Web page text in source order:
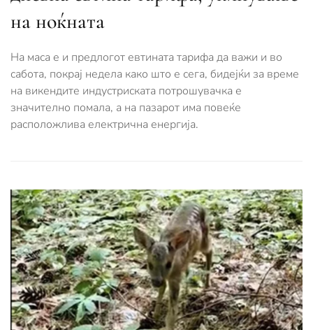
на ноќната
На маса е и предлогот евтината тарифа да важи и во
сабота, покрај недела како што е сега, бидејќи за време
на викендите индустриската потрошувачка е
значително помала, а на пазарот има повеќе
расположлива електрична енергија.